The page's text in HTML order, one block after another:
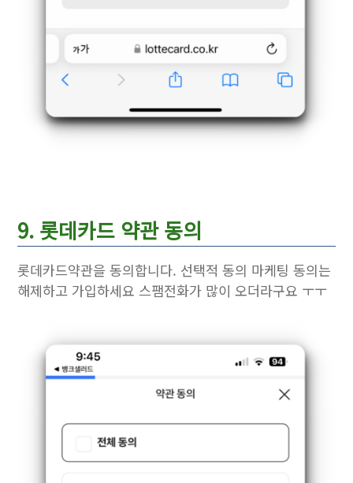
9. 롯데카드 약관 동의
롯데카드약관을 동의합니다. 선택적 동의 마케팅 동의는
해제하고 가입하세요 스팸전화가 많이 오더라구요 ㅜㅜ